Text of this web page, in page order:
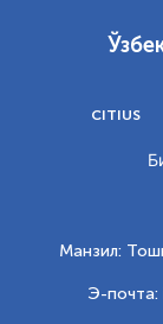
CITIUS
Манзил:
Э-почта: